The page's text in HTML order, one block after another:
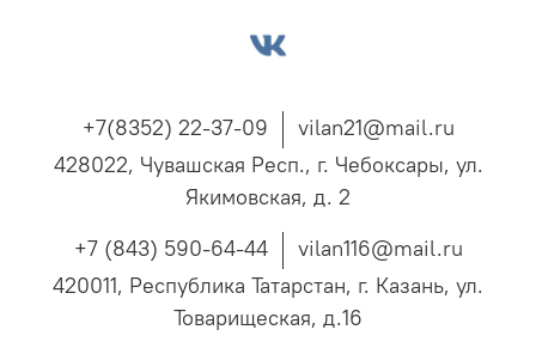
+7(8352) 22-37-09
vilan21@mail.ru
428022, Чувашская Респ., г. Чебоксары, ул.
Якимовская, д. 2
+7 (843) 590-64-44
vilan116@mail.ru
420011, Республика Татарстан, г. Казань, ул.
Товарищеская, д.16